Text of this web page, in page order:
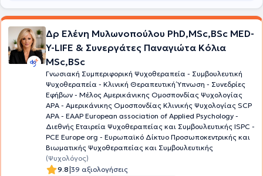
Δρ Ελένη Μυλωνοπούλου PhD,MSc,BSc MED-
Y-LIFE & Συνεργάτες Παναγιώτα Κόλια
MSc,BSc
Γνωσιακή Συμπεριφορική Ψυχοθεραπεία - Συμβουλευτική
Ψυχοθεραπεία - Κλινική Θεραπευτική Ύπνωση - Συνεδρίες
Εφήβων - Μέλος Aμερικάνικης Ομοσπονδίας Ψυχολογίας
ΑΡΑ - Αμερικάνικης Ομοσπονδίας Κλινικής Ψυχολογίας SCP
APA - EAAP European association of Applied Psychology -
Διεθνής Εταιρεία Ψυχοθεραπείας και Συμβουλευτικής ISPC -
PCE Europe org - Ευρωπαϊκό Δίκτυο Προσωποκεντρικής και
Βιωματικής Ψυχοθεραπείας και Συμβουλευτικής
(Ψυχολόγος)
9.8|39 αξιολογήσεις